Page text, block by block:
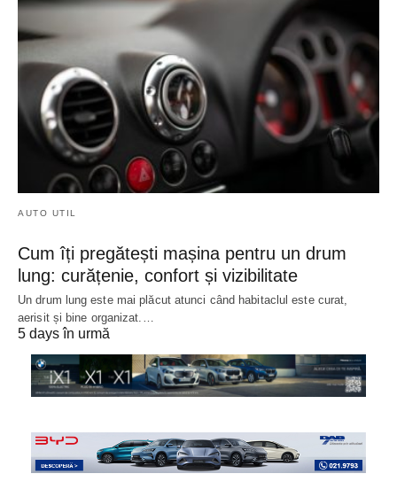
AUTO UTIL
Cum îți pregătești mașina pentru un drum
lung: curățenie, confort și vizibilitate
Un drum lung este mai plăcut atunci când habitaclul este curat,
aerisit și bine organizat.…
5 days în urmă